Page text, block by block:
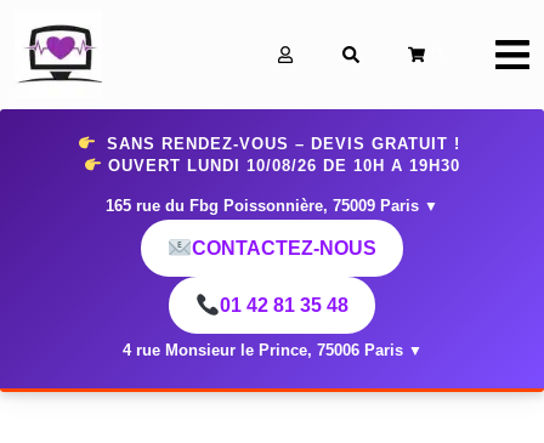
SANS RENDEZ-VOUS – DEVIS GRATUIT !
OUVERT LUNDI 10/08/26 DE 10H A 19H30
165 rue du Fbg Poissonnière, 75009 Paris ▼
CONTACTEZ-NOUS
01 42 81 35 48
4 rue Monsieur le Prince, 75006 Paris ▼